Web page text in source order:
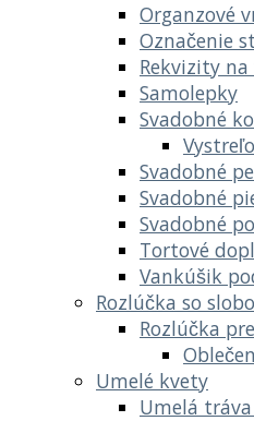
Organzové
Označenie
Rekvizity
Samolepky
Svadobné
Svadobné
Svadobné
Svadobné
Tortové
Vankúšik
Rozlúčka so
Rozlúčka
Umelé kvety
Umelá